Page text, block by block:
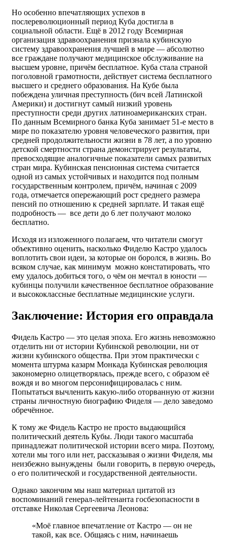
Но особенно впечатляющих успехов в
послереволюционный период Куба достигла в
социальной области. Ещё в 2012 году Всемирная
организация здравоохранения признала кубинскую
систему здравоохранения лучшей в мире — абсолютно
все граждане получают медицинское обслуживание на
высшем уровне, причём бесплатное. Куба стала страной
поголовной грамотности, действует система бесплатного
высшего и среднего образования. На Кубе была
побеждена уличная преступность (бич всей Латинской
Америки) и достигнут самый низкий уровень
преступности среди других латиноамериканских стран.
По данным Всемирного банка Куба занимает 51-е место в
мире по показателю уровня человеческого развития, при
средней продолжительности жизни в 78 лет, а по уровню
детской смертности страна демонстрирует результаты,
превосходящие аналогичные показатели самых развитых
стран мира. Кубинская пенсионная система считается
одной из самых устойчивых и находится под полным
государственным контролем, причём, начиная с 2009
года, отмечается опережающий рост среднего размера
пенсий по отношению к средней зарплате. И такая ещё
подробность — все дети до 6 лет получают молоко
бесплатно.
Исходя из изложенного полагаем, что читатели смогут
объективно оценить, насколько Фиделю Кастро удалось
воплотить свои идеи, за которые он боролся, в жизнь. Во
всяком случае, как минимум можно констатировать, что
ему удалось добиться того, о чём он мечтал в юности —
кубинцы получили качественное бесплатное образование
и высококлассные бесплатные медицинские услуги.
Заключение: История его оправдала
Фидель Кастро — это целая эпоха. Его жизнь невозможно
отделить ни от истории Кубинской революции, ни от
жизни кубинского общества. При этом практически с
момента штурма казарм Монкада Кубинская революция
закономерно олицетворялась, прежде всего, с образом её
вождя и во многом персонифицировалась с ним.
Попытаться вычленить какую-либо оторванную от жизни
страны личностную биографию Фиделя — дело заведомо
обречённое.
К тому же Фидель Кастро не просто выдающийся
политический деятель Кубы. Люди такого масштаба
принадлежат политической истории всего мира. Поэтому,
хотели мы того или нет, рассказывая о жизни Фиделя, мы
неизбежно вынуждены были говорить, в первую очередь,
о его политической и государственной деятельности.
Однако закончим мы наш материал цитатой из
воспоминаний генерал-лейтенанта госбезопасности в
отставке Николая Сергеевича Леонова:
«Моё главное впечатление от Кастро — он не
такой, как все. Общаясь с ним, начинаешь